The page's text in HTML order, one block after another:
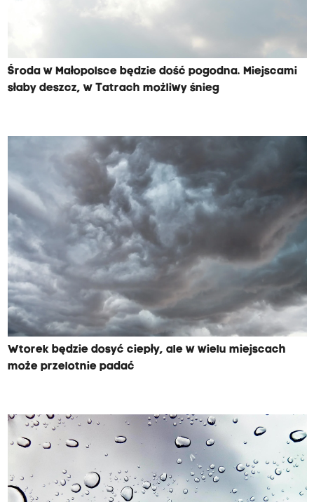
Środa w Małopolsce będzie dość pogodna. Miejscami
słaby deszcz, w Tatrach możliwy śnieg
Wtorek będzie dosyć ciepły, ale w wielu miejscach
może przelotnie padać